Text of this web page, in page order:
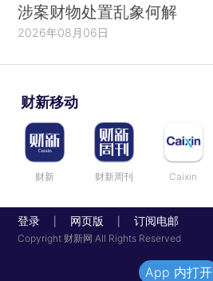
涉案财物处置乱象何解
2026年08月06日
财新移动
财新 财新周刊 Caixin
登录 网页版 订阅电邮
Copyright 财新网 All Rights Reserved
App 内打开